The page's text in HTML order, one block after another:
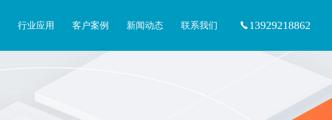
行业应用 客户案例 新闻动态 联系我们 13929218862